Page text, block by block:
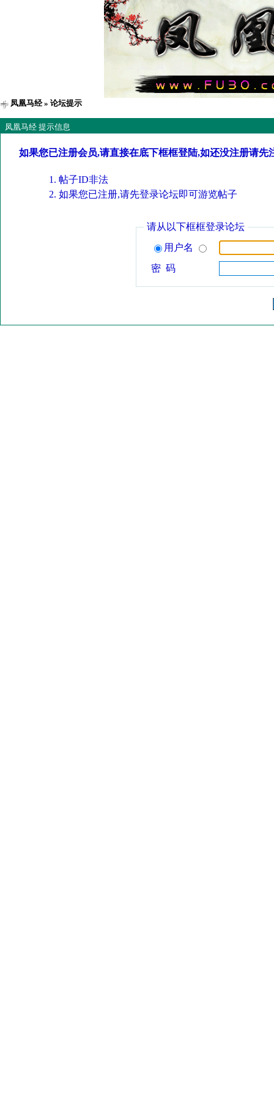
凤凰马经» 论坛提示
凤凰马经 提示信息
如果您已注册会员,请直接在底下框框登陆,如还没注册请先
帖子ID非法
如果您已注册,请先登录论坛即可游览帖子
请从以下框框登录论坛
用户名
密 码